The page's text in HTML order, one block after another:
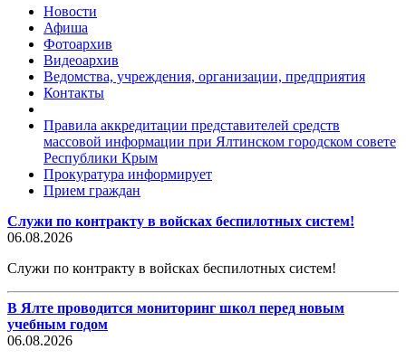
Новости
Афиша
Фотоархив
Видеоархив
Ведомства, учреждения, организации, предприятия
Контакты
Правила аккредитации представителей средств
массовой информации при Ялтинском городском совете
Республики Крым
Прокуратура информирует
Прием граждан
Служи по контракту в войсках беспилотных систем!
06.08.2026
Служи по контракту в войсках беспилотных систем!
В Ялте проводится мониторинг школ перед новым
учебным годом
06.08.2026